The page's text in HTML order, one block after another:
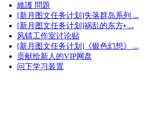
維護 問題
[新月图文任务计划]失落群岛系列 ...
[新月图文任务计划]祸乱的东方• ...
风锖工作室讨论贴
[新月图文任务计划]《银色幻想》 ...
贡献给新人的VIP网盘
问下学习装置